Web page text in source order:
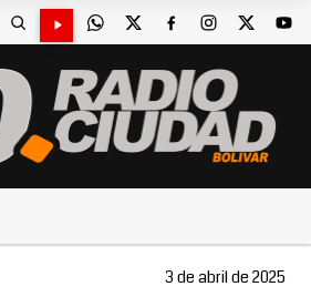
3 de abril de 2025